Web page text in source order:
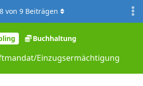
Buchhaltung
Einzugsermächtigung
8von 9Beiträgen